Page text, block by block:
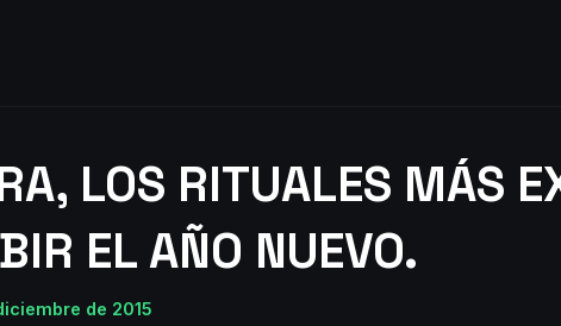
LOS RITUALES MÁS
EL AÑO NUEVO.
de 2015